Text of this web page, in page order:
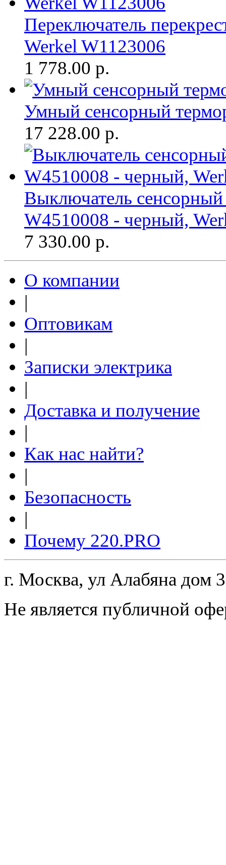
Переключатель
Werkel W1123006
1 778.00 р.
Умный сенсорный
17 228.00 р.
Выключатель сенсорный
W4510008 - черный,
7 330.00 р.
О компании
|
Оптовикам
|
Записки электрика
|
Доставка и получение
|
Как нас найти?
|
Безопасность
|
Почему 220.PRO
г. Москва, ул Алабяна дом
Не является публичной